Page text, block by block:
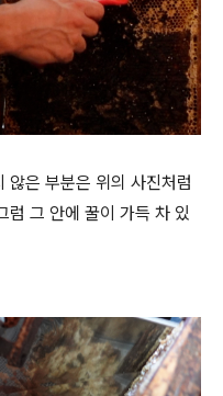
않은 부분은 위의 사진처럼
럼 그 안에 꿀이 가득 차 있